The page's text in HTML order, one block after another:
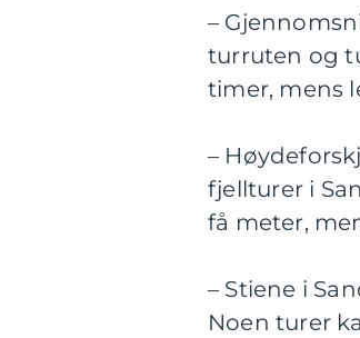
–
turruten og
timer, mens
–
fjellturer i
få meter,
– Stiene i
Noen turer